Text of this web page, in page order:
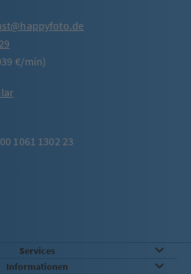
€/min)
1061 1302 23
Services
Informationen